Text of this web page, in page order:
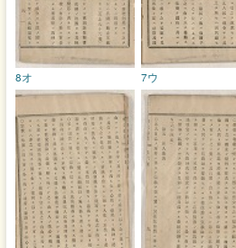
7ウ
8オ